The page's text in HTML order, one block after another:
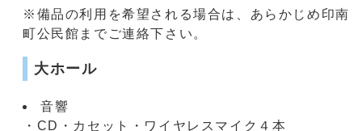
※備品の利用を希望される場合は、あらかじめ印南
町公民館までご連絡下さい。
大ホール
音響
・CD・カセット・ワイヤレスマイク４本